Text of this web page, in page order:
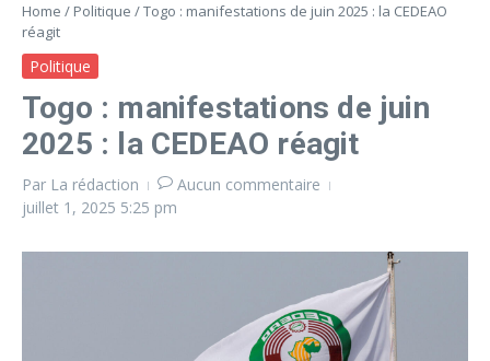
Home / Politique /Togo : manifestations de juin 2025 : la CEDEAO
réagit
Politique
Togo : manifestations de juin
2025 : la CEDEAO réagit
Par La rédaction
Aucun commentaire
juillet 1, 2025 5:25 pm